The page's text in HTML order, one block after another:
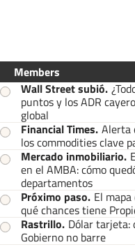
Members
Wall Street subió.
puntos y los ADR
global
Financial Times. Alerta
los commodities clave
Mercado inmobiliario.
en el AMBA: cómo
departamentos
Próximo paso. El
qué chances tiene
Rastrillo. Dólar tarjeta:
Gobierno no barre